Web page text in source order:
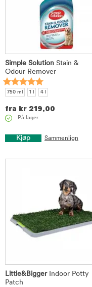
Simple Solution Stain &
Odour Remover
750 ml 1 l 4 l
fra kr 219,00
På lager.
Kjøp Sammenlign
Little&BiggerIndoor Potty
Patch